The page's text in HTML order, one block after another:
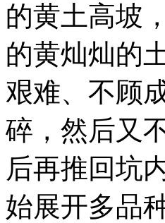
的黄土高坡
的黄灿灿的
艰难、不顾
碎，然后又
后再推回坑
始展开多品